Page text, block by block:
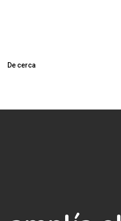
De cerca